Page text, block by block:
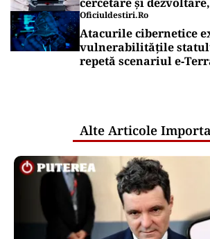
Oficiuldestiri.ro
Atacurile cibernetice
vulnerabilitățile
repetă scenariul
Alte Articole